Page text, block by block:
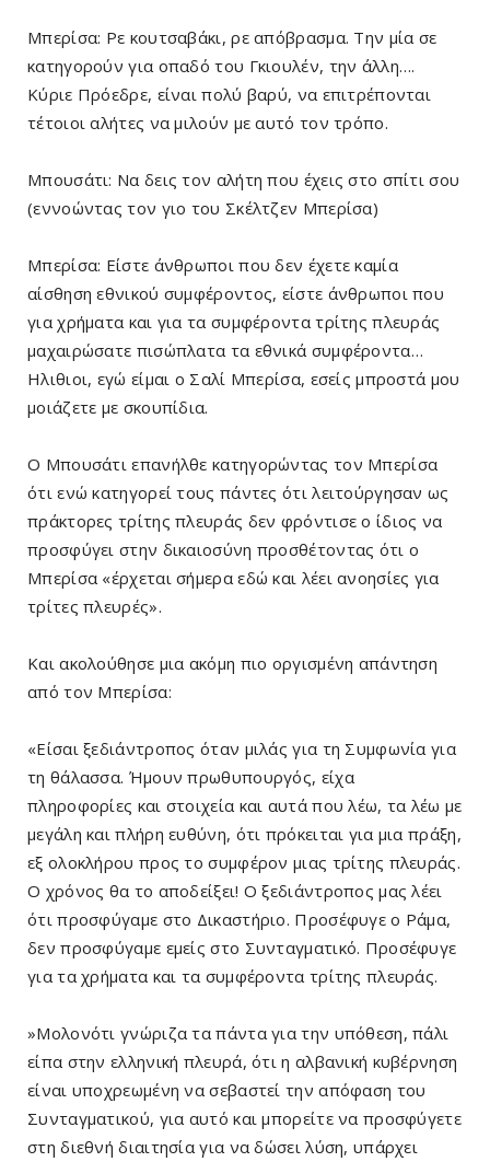
Μπερίσα: Ρε κουτσαβάκι, ρε απόβρασμα. Την μία σε
κατηγορούν για οπαδό του Γκιουλέν, την άλλη….
Κύριε Πρόεδρε, είναι πολύ βαρύ, να επιτρέπονται
τέτοιοι αλήτες να μιλούν με αυτό τον τρόπο.
Μπουσάτι: Να δεις τον αλήτη που έχεις στο σπίτι σου
(εννοώντας τον γιο του Σκέλτζεν Μπερίσα)
Μπερίσα: Είστε άνθρωποι που δεν έχετε καμία
αίσθηση εθνικού συμφέροντος, είστε άνθρωποι που
για χρήματα και για τα συμφέροντα τρίτης πλευράς
μαχαιρώσατε πισώπλατα τα εθνικά συμφέροντα…
Ηλιθιοι, εγώ είμαι ο Σαλί Μπερίσα, εσείς μπροστά μου
μοιάζετε με σκουπίδια.
Ο Μπουσάτι επανήλθε κατηγορώντας τον Μπερίσα
ότι ενώ κατηγορεί τους πάντες ότι λειτούργησαν ως
πράκτορες τρίτης πλευράς δεν φρόντισε ο ίδιος να
προσφύγει στην δικαιοσύνη προσθέτοντας ότι ο
Μπερίσα «έρχεται σήμερα εδώ και λέει ανοησίες για
τρίτες πλευρές».
Και ακολούθησε μια ακόμη πιο οργισμένη απάντηση
από τον Μπερίσα:
«Είσαι ξεδιάντροπος όταν μιλάς για τη Συμφωνία για
τη θάλασσα. Ήμουν πρωθυπουργός, είχα
πληροφορίες και στοιχεία και αυτά που λέω, τα λέω με
μεγάλη και πλήρη ευθύνη, ότι πρόκειται για μια πράξη,
εξ ολοκλήρου προς το συμφέρον μιας τρίτης πλευράς.
Ο χρόνος θα το αποδείξει! Ο ξεδιάντροπος μας λέει
ότι προσφύγαμε στο Δικαστήριο. Προσέφυγε ο Ράμα,
δεν προσφύγαμε εμείς στο Συνταγματικό. Προσέφυγε
για τα χρήματα και τα συμφέροντα τρίτης πλευράς.
»Μολονότι γνώριζα τα πάντα για την υπόθεση, πάλι
είπα στην ελληνική πλευρά, ότι η αλβανική κυβέρνηση
είναι υποχρεωμένη να σεβαστεί την απόφαση του
Συνταγματικού, για αυτό και μπορείτε να προσφύγετε
στη διεθνή διαιτησία για να δώσει λύση, υπάρχει